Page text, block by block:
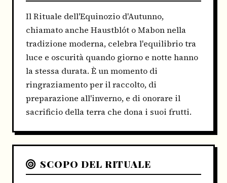
Il Rituale dell'Equinozio d'Autunno,
chiamato anche Haustblót o Mabon nella
tradizione moderna, celebra l'equilibrio tra
luce e oscurità quando giorno e notte hanno
la stessa durata. È un momento di
ringraziamento per il raccolto, di
preparazione all'inverno, e di onorare il
sacrificio della terra che dona i suoi frutti.
SCOPO DEL RITUALE